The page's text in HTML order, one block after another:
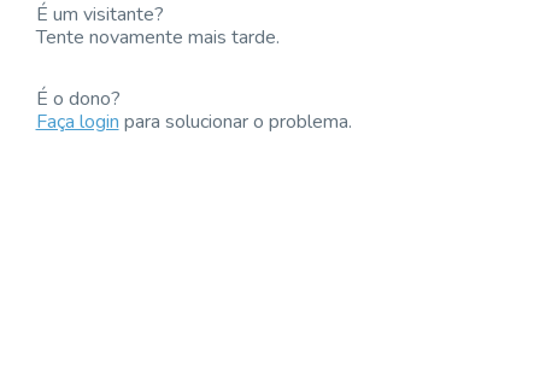
É um visitante?
Tente novamente mais tarde.
É o dono?
Faça loginpara solucionar o problema.